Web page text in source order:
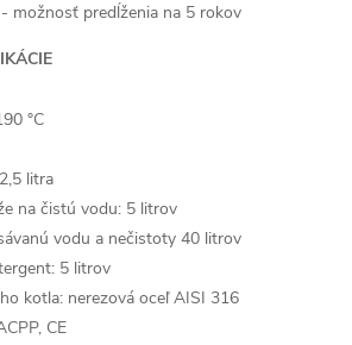
možnosť predĺženia na 5 rokov
°C
litra
na čistú vodu: 5 litrov
vodu a nečistoty 40 litrov
5 litrov
kotla: nerezová oceľ AISI 316
CE